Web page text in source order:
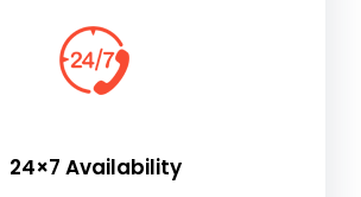
24×7 Availability